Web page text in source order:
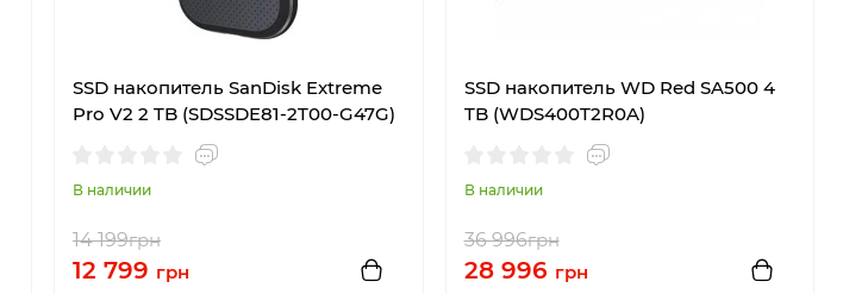
SSD накопитель SanDisk Extreme
Pro V2 2 TB (SDSSDE81-2T00-G47G)
В наличии
14 199грн
12 799 грн
SSD накопитель WD Red SA500 4
TB (WDS400T2R0A)
В наличии
36 996грн
28 996 грн